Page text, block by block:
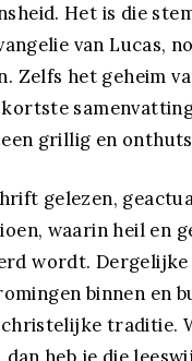
Het is die
van Lucas,
Zelfs het geheim
grillig en
gelezen,
waarin heil en
wordt.
binnen en
christelijke traditie.